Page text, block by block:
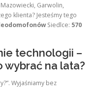
Garwolin,
klienta? Jesteśmy tego
Siedlce: 570
technologii –
wybrać na lata?
Wyjaśniamy bez